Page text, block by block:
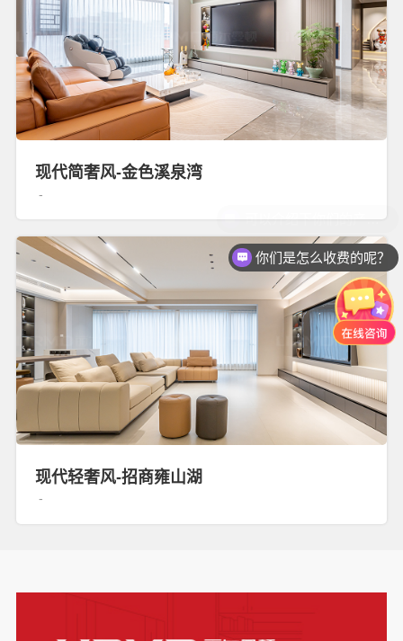
现代简奢风-金色溪泉湾
-
现代轻奢风-招商雍山湖
-
你们是怎么收费的呢？